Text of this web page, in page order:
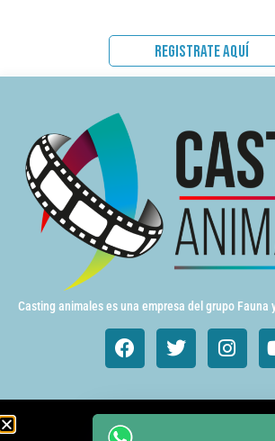
REGISTRATE AQUÍ
Casting animales es una empresa del grupo Fauna
Animales de cine y